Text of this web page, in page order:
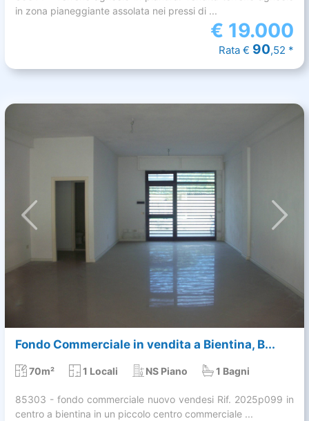
in zona pianeggiante assolata nei pressi di ...
€ 19.000
Rata € 90,52 *
Fondo Commerciale in vendita a Bientina, B...
70m² 1 Locali NS Piano 1 Bagni
85303 - fondo commerciale nuovo vendesi Rif. 2025p099 in
centro a bientina in un piccolo centro commerciale ...